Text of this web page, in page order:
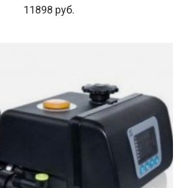
11898 руб.